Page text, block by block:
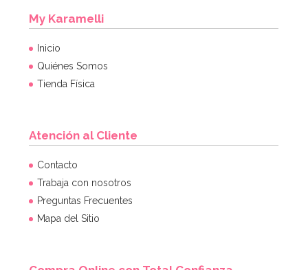
My Karamelli
Inicio
Quiénes Somos
Tienda Física
Atención al Cliente
Contacto
Trabaja con nosotros
Preguntas Frecuentes
Mapa del Sitio